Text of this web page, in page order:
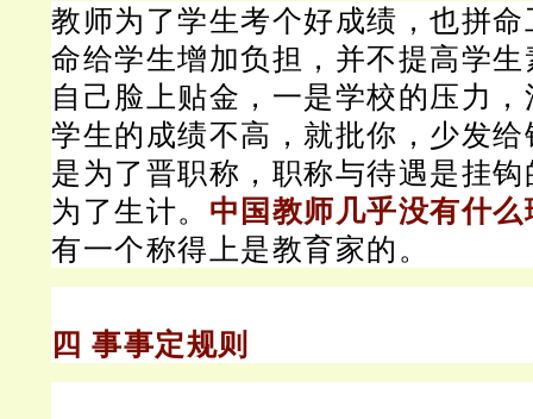
教师为了学生考个好成绩，也拼
命给学生增加负担，并不提高学
自己脸上贴金，一是学校的压力
学生的成绩不高，就批你，少发
是为了晋职称，职称与待遇是挂
为了生计。 中国教师几乎没有什
有一个称得上是教育家的。
四 事事定规则